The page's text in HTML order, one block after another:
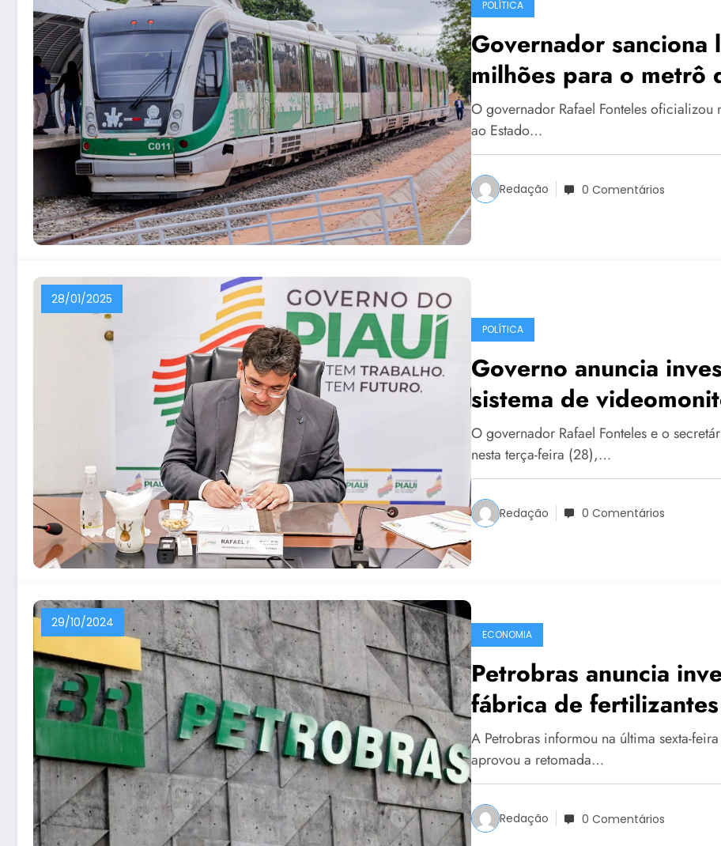
POLÍTICA
Governador
milhões para o metrô
O governador Rafael Fonteles
ao Estado…
Redação 0 Comentários
28/01/2025
POLÍTICA
Governo anuncia
sistema de
O governador Rafael Fonteles e o
nesta terça-feira (28),…
Redação 0 Comentários
29/10/2024
ECONOMIA
Petrobras anuncia
fábrica de fertilizantes
A Petrobras informou na última sexta-
aprovou a retomada…
Redação 0 Comentários